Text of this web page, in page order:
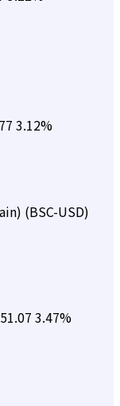
3.12%
(BSC-USD)
3.47%